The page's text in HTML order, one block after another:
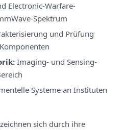
Electronic-Warfare-
Spektrum
und Prüfung
Imaging- und Sensing-
Systeme an Instituten
sich durch ihre